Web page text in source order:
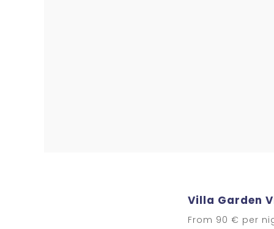
Villa Garden
From 90 € per